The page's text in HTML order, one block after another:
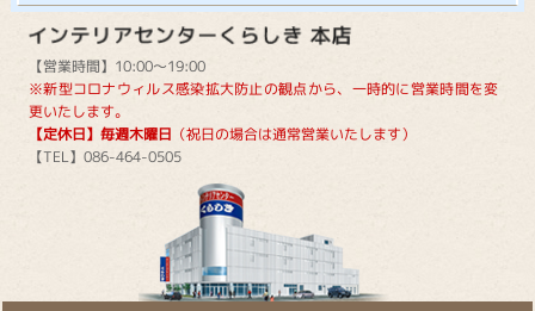
【営業時間】10:00～19:00
※新型コロナウィルス感染拡大防止の観点から、一時的に営業時間を変
更いたします。
【定休日】毎週木曜日 （祝日の場合は通常営業いたします）
【TEL】086-464-0505